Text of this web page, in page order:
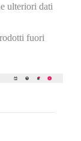
ulteriori dati
fuori